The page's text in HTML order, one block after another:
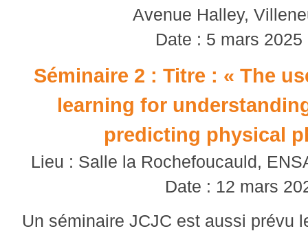
Avenue Halley,
Date : 5 mars 2025
Séminaire 2 : Titre : « The
learning for
predicting physical
Lieu : Salle la Rochefoucauld,
Date : 12 mars
Un séminaire JCJC est aussi prévu